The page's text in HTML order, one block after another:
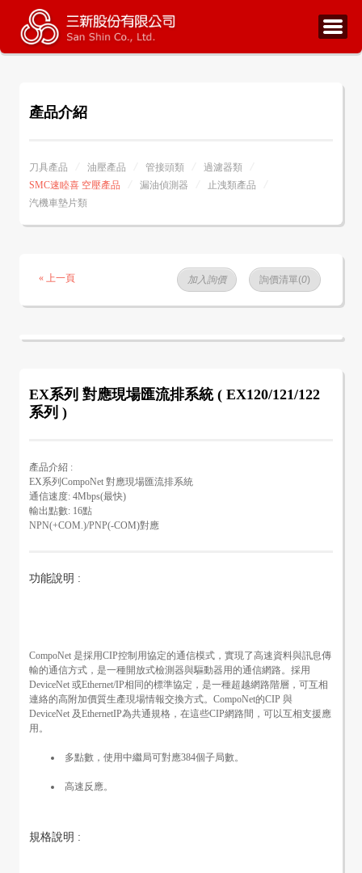
產品介紹
刀具產品 油壓產品 管接頭類
過濾器類
SMC速睦喜 空壓產品
漏油偵測器
止洩類產品
汽機車墊片類
« 上一頁 詢價清單(0)
加入詢價
EX系列 對應現場匯流排系統 ( EX120/121/122
系列 )
產品介紹 :
EX系列CompoNet 對應現場匯流排系統
通信速度: 4Mbps(最快)
輸出點數: 16點
NPN(+COM.)/PNP(-COM)對應
功能說明 :
CompoNet 是採用CIP控制用協定的通信模式，實現了高速資料與訊息傳
輸的通信方式，是一種開放式檢測器與驅動器用的通信網路。採用
DeviceNet 或Ethernet/IP相同的標準協定，是一種超越網路階層，可互相
連絡的高附加價質生產現場情報交換方式。CompoNet的CIP 與
DeviceNet 及EthernetIP為共通規格，在這些CIP網路間，可以互相支援應
用。
多點數，使用中繼局可對應384個子局數。
高速反應。
規格說明 :